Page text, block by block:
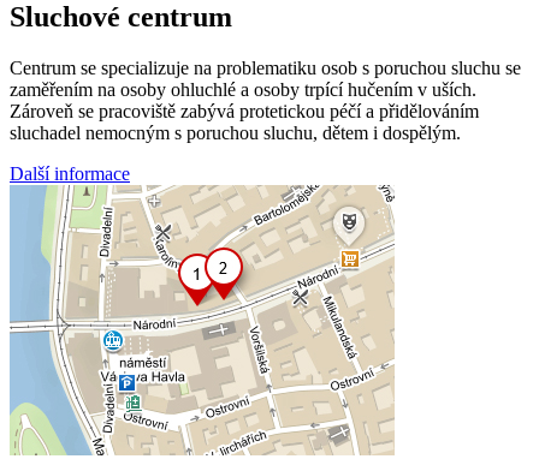
Sluchové centrum
Centrum se specializuje na problematiku osob s poruchou sluchu se
zaměřením na osoby ohluchlé a osoby trpící hučením v uších.
Zároveň se pracoviště zabývá protetickou péčí a přidělováním
sluchadel nemocným s poruchou sluchu, dětem i dospělým.
Další informace